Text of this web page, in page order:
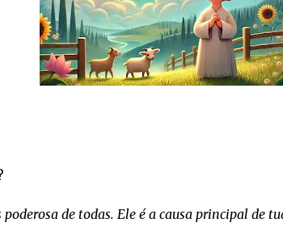
de todas. Ele é a causa principal de